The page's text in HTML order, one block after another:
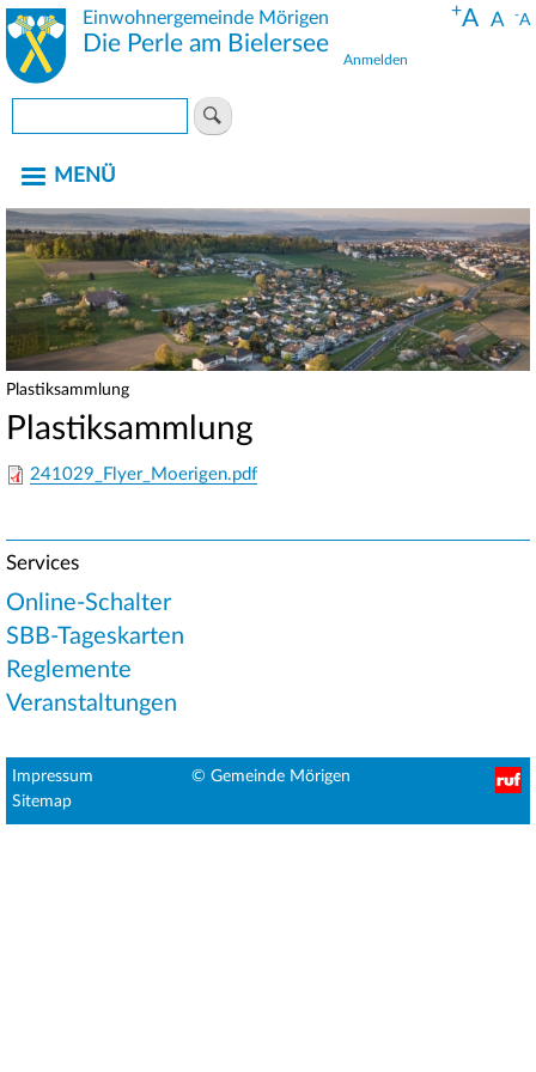
Direkt
zum
Einwohnergemeinde Mörigen
Die Perle am Bielersee
-A
A
+A
Anmelden
Suche
MENÜ
Pfadnavigation
Plastiksammlung
Plastiksammlung
241029_Flyer_Moerigen.pdf
Services
Online-Schalter
SBB-Tageskarten
Reglemente
Veranstaltungen
Fußbereichsmenü
Impressum
Sitemap
© Gemeinde Mörigen